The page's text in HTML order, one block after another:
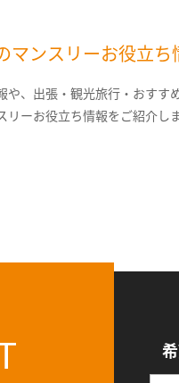
マンスリーお役立ち
や、出張・観光旅行・おすす
リーお役立ち情報をご紹介しま